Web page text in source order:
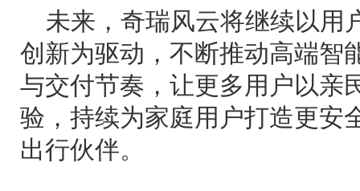
未来，奇瑞风云将继续以用
创新为驱动，不断推动高端智
与交付节奏，让更多用户以亲
验，持续为家庭用户打造更安
出行伙伴。